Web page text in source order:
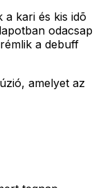
a kari és kis idõ
odacsap
a debuff
amelyet az